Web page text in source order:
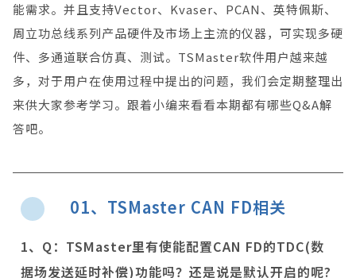
能需求。并且支持Vector、Kvaser、PCAN、英特佩斯、
周立功总线系列产品硬件及市场上主流的仪器，可实现多硬
件、多通道联合仿真、测试。TSMaster软件用户越来越
多，对于用户在使用过程中提出的问题，我们会定期整理出
来供大家参考学习。跟着小编来看看本期都有哪些Q&A解
答吧。
01、TSMaster CAN FD相关
1、Q：TSMaster里有使能配置CAN FD的TDC(数
据场发送延时补偿)功能吗？还是说是默认开启的呢?